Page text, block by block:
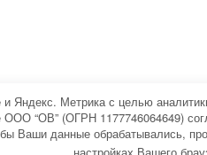
Яндекс. Метрика с целью
ООО “ОВ” (ОГРН 1177746064649)
Ваши данные обрабатывались,
настройках Вашего